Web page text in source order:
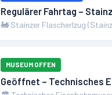
Regulärer Fahrtag –
🚂 Stainzer Flascherlzug
MUSEUM OFFEN
Geöffnet – Technisches